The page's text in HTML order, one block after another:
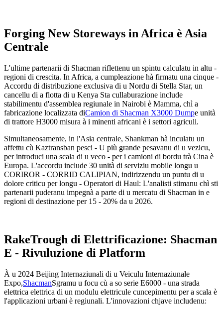
Forging New Storeways in Africa è Asia
Centrale
L'ultime partenarii di Shacman riflettenu un spintu calculatu in altu -
regioni di crescita. In Africa, a cumpleazione hà firmatu una cinque -
Accordu di distribuzione exclusiva di u Nordu di Stella Star, un
cancellu di a flotta di u Kenya Sta cullaburazione include
stabilimentu d'assemblea regiunale in Nairobi è Mamma, chì a
fabricazione localizzata diCamion di Shacman X3000 Dumpe unità
di trattore H3000 misura à i minenti africani è i settori agriculi.
Simultaneosamente, in l'Asia centrale, Shankman hà inculatu un
affettu cù Kaztransban pesci - U più grande pesavanu di u vezicu,
per introduci una scala di u veco - per i camioni di bordu trà Cina è
Europa. L'accordu include 30 unità di serviziu mobile longu u
CORIROR - CORRID CALIPIAN, indirizzendu un puntu di u
dolore criticu per longu - Operatori di Haul: L'analisti stimanu chì sti
partenarii puderanu impegnà a parte di u mercatu di Shacman in e
regioni di destinazione per 15 - 20% da u 2026.
RakeTrough di Elettrificazione: Shacman
E - Rivuluzione di Platform
À u 2024 Beijing Internaziunali di u Veiculu Internaziunale
Expo,ShacmanSgramu u focu cù a so serie E6000 - una strada
elettrica elettrica di un modulu elettricule cuncepimentu per a scala è
l'applicazioni urbani è regiunali. L'innovazioni chjave includenu: